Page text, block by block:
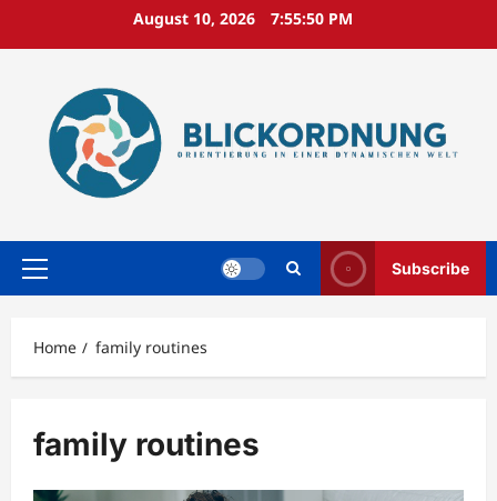
August 10, 2026 7:55:51 PM
Primary
Subscribe
Home family routines
family routines